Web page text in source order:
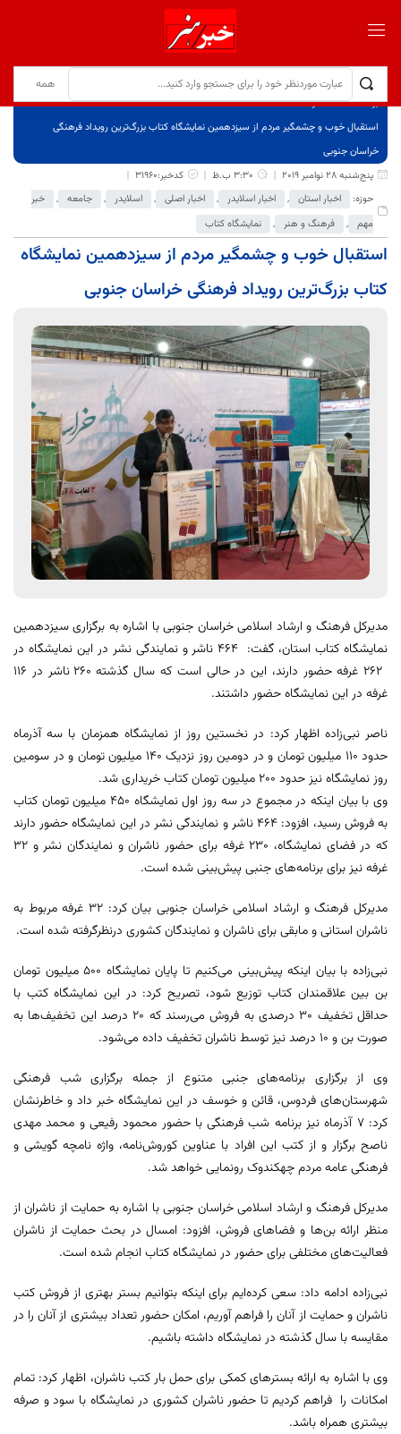
برگ نخست
نوشته‌ها
استقبال خوب و چشمگیر مردم از سیزدهمین نمایشگاه کتاب بزرگ‌ترین رویداد فرهنگی
خراسان جنوبی
پنج‌شنبه 28 نوامبر 2019
3:30 ب.ظ
کدخبر:31960
حوزه:
اخبار استان , اخبار اسلایدر , اخبار اصلی , اسلایدر , جامعه ,
خبر
مهم , فرهنگ و هنر , نمایشگاه کتاب
استقبال خوب و چشمگیر مردم از سیزدهمین نمایشگاه
کتاب بزرگ‌ترین رویداد فرهنگی خراسان جنوبی
مدیرکل فرهنگ و ارشاد اسلامی خراسان جنوبی با اشاره به برگزاری سیزدهمین
نمایشگاه کتاب استان، گفت: ۴۶۴ ناشر و نمایندگی نشر در این نمایشگاه در
۲۶۲ غرفه حضور دارند، این در حالی است که سال گذشته 260 ناشر در ١١٦
غرفه در این نمایشگاه حضور داشتند.
ناصر نبی‌زاده اظهار کرد: در نخستین روز از نمایشگاه همزمان با سه آذرماه
حدود ۱۱۰ میلیون تومان و در دومین روز نزدیک ۱۴۰ میلیون تومان و در سومین
روز نمایشگاه نیز حدود ۲۰۰ میلیون تومان کتاب خریداری شد.
وی با بیان اینکه در مجموع در سه روز اول نمایشگاه ۴۵۰ میلیون تومان کتاب
به فروش رسید، افزود: ۴۶۴ ناشر و نمایندگی نشر در این نمایشگاه حضور دارند
که در فضای نمایشگاه، ۲۳۰ غرفه برای حضور ناشران و نمایندگان نشر و ۳۲
غرفه نیز برای برنامه‌های جنبی پیش‌بینی شده است.
مدیرکل فرهنگ و ارشاد اسلامی خراسان جنوبی بیان کرد: ۳۲ غرفه مربوط به
ناشران استانی و مابقی برای ناشران و نمایندگان کشوری درنظرگرفته شده است.
نبی‌زاده با بیان اینکه پیش‌بینی می‌کنیم تا پایان نمایشگاه ۵۰۰ میلیون تومان
بن بین علاقمندان کتاب توزیع شود، تصریح کرد: در این نمایشگاه کتب با
حداقل تخفیف ۳۰ درصدی به فروش می‌رسند که ۲۰ درصد این تخفیف‌ها به
صورت بن و ۱۰ درصد نیز توسط ناشران تخفیف داده می‌شود.
وی از برگزاری برنامه‌های جنبی متنوع از جمله برگزاری شب فرهنگی
شهرستان‌های فردوس، قائن و خوسف در این نمایشگاه خبر داد و خاطرنشان
کرد: ۷ آذرماه نیز برنامه شب فرهنگی با حضور محمود رفیعی و محمد مهدی
ناصح برگزار و از کتب این افراد با عناوین کوروش‌نامه، واژه نامچه گویشی و
فرهنگی عامه مردم چهکندوک رونمایی خواهد شد.
مدیرکل فرهنگ و ارشاد اسلامی خراسان جنوبی با اشاره به حمایت از ناشران از
منظر ارائه بن‌ها و فضاهای فروش، افزود: امسال در بحث حمایت از ناشران
فعالیت‌های مختلفی برای حضور در نمایشگاه کتاب انجام شده است.
نبی‌زاده ادامه داد: سعی کرده‌ایم برای اینکه بتوانیم بستر بهتری از فروش کتب
ناشران و حمایت از آنان را فراهم آوریم، امکان حضور تعداد بیشتری از آنان را در
مقایسه با سال گذشته در نمایشگاه داشته باشیم.
وی با اشاره به ارائه بسترهای کمکی برای حمل بار کتب ناشران، اظهار کرد: تمام
امکانات را فراهم کردیم تا حضور ناشران کشوری در نمایشگاه با سود و صرفه
بیشتری همراه باشد.